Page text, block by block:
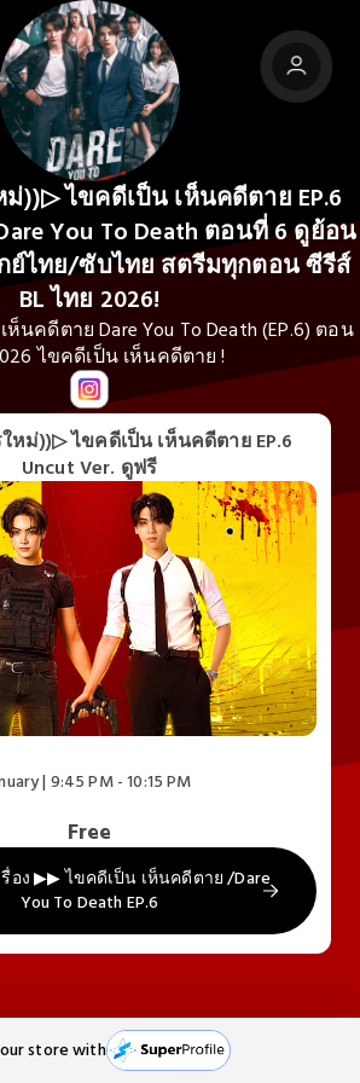
))▷ ไขคดีเป็น เห็นคดีตาย EP.6
You To Death ตอนที่ 6 ดูย้อน
ย์ไทย/ซับไทย สตรีมทุกตอน ซีรีส์
BL ไทย 2026!
นคดีตาย Dare You To Death (EP.6) ตอน
ไขคดีเป็น เห็นคดีตาย !
ม่))▷ ไขคดีเป็น เห็นคดีตาย EP.6
Uncut Ver. ดูฟรี
| 9:45 PM - 10:15 PM
Free
อง ▶▶ ไขคดีเป็น เห็นคดีตาย /Dare
You To Death EP.6